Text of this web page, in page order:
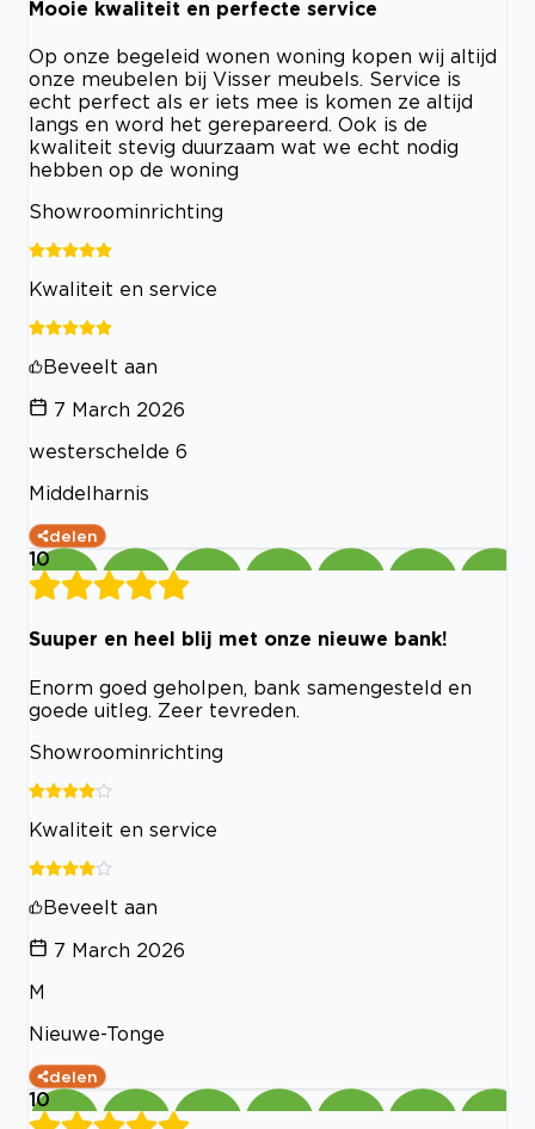
Mooie kwaliteit en perfecte service
Op onze begeleid wonen woning kopen wij altijd
onze meubelen bij Visser meubels. Service is
echt perfect als er iets mee is komen ze altijd
langs en word het gerepareerd. Ook is de
kwaliteit stevig duurzaam wat we echt nodig
hebben op de woning
Showroominrichting
Kwaliteit en service
Beveelt aan
7 March 2026
westerschelde 6
Middelharnis
delen
10
Suuper en heel blij met onze nieuwe bank!
Enorm goed geholpen, bank samengesteld en
goede uitleg. Zeer tevreden.
Showroominrichting
Kwaliteit en service
Beveelt aan
7 March 2026
M
Nieuwe-Tonge
delen
10